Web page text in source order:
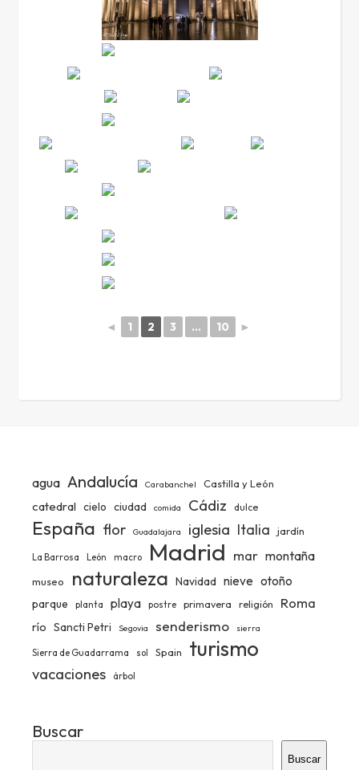
◄ 1 2 3 ... 10 ►
agua Andalucía Carabanchel Castilla y León
catedral cielo ciudad comida Cádiz dulce
España flor Guadalajara iglesia Italia jardín
La Barrosa León macro Madrid mar montaña
museo naturaleza Navidad nieve otoño
parque planta playa postre primavera religión Roma
río Sancti Petri Segovia senderismo sierra
Sierra de Guadarrama sol Spain turismo
vacaciones árbol
Buscar
Buscar